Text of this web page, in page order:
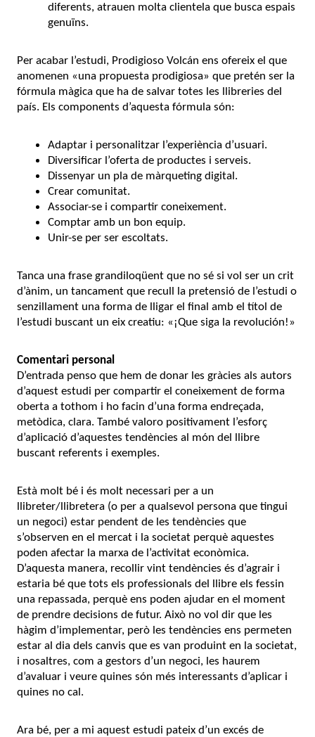
diferents, atrauen molta clientela que busca espais
genuïns.
Per acabar l’estudi, Prodigioso Volcán ens ofereix el que
anomenen «una propuesta prodigiosa» que pretén ser la
fórmula màgica que ha de salvar totes les llibreries del
país. Els components d’aquesta fórmula són:
Adaptar i personalitzar l’experiència d’usuari.
Diversificar l’oferta de productes i serveis.
Dissenyar un pla de màrqueting digital.
Crear comunitat.
Associar-se i compartir coneixement.
Comptar amb un bon equip.
Unir-se per ser escoltats.
Tanca una frase grandiloqüent que no sé si vol ser un crit
d’ànim, un tancament que recull la pretensió de l’estudi o
senzillament una forma de lligar el final amb el títol de
l’estudi buscant un eix creatiu: «¡Que siga la revolución!»
Comentari personal
D’entrada penso que hem de donar les gràcies als autors
d’aquest estudi per compartir el coneixement de forma
oberta a tothom i ho facin d’una forma endreçada,
metòdica, clara. També valoro positivament l’esforç
d’aplicació d’aquestes tendències al món del llibre
buscant referents i exemples.
Està molt bé i és molt necessari per a un
llibreter/llibretera (o per a qualsevol persona que tingui
un negoci) estar pendent de les tendències que
s’observen en el mercat i la societat perquè aquestes
poden afectar la marxa de l’activitat econòmica.
D’aquesta manera, recollir vint tendències és d’agrair i
estaria bé que tots els professionals del llibre els fessin
una repassada, perquè ens poden ajudar en el moment
de prendre decisions de futur. Això no vol dir que les
hàgim d’implementar, però les tendències ens permeten
estar al dia dels canvis que es van produint en la societat,
i nosaltres, com a gestors d’un negoci, les haurem
d’avaluar i veure quines són més interessants d’aplicar i
quines no cal.
Ara bé, per a mi aquest estudi pateix d’un excés de